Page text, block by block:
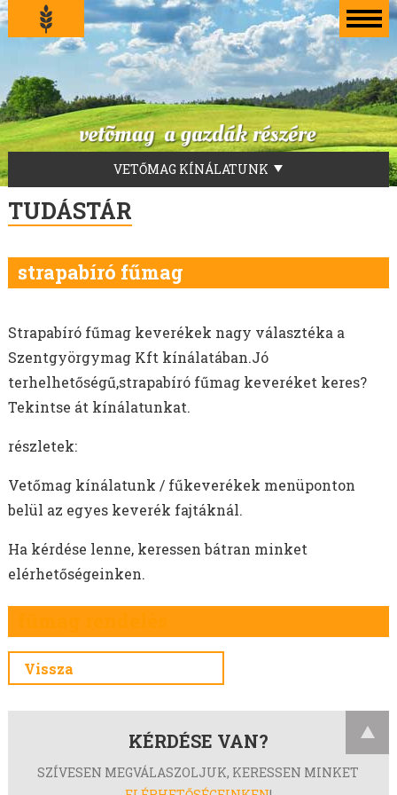
VETŐMAG KÍNÁLATUNK
LUCERNA VETŐMAG
FŰVEKERÉKEK
TILLAGE-ZÖLDTRÁGYA-ZÖLDUGAR-MÉHLEGELŐ
SZENÁZS KEVERÉKEK
ZÖLDTAKARMÁNY KEVERÉKEK
FÜVEK
MOHAR VETŐMAG
SZARVASKEREP VETŐMAG
CIROK VETŐMAG
KÖLES VETŐMAG
KUKORICA VETŐMAG
BÜKKÖNY VETŐMAG
MÉHLEGELŐ KEVERÉKEK
OLAJRETEK VETŐMAG
SOMKÓRÓ VETŐMAG
TUDÁSTÁR
strapabíró fűmag
Strapabíró fűmag keverékek nagy választéka a
Szentgyörgymag Kft kínálatában.Jó
terhelhetőségű,strapabíró fűmag keveréket keres?
Tekintse át kínálatunkat.
részletek:
Vetőmag kínálatunk / fűkeverékek menüponton
belül az egyes keverék fajtáknál.
Ha kérdése lenne, keressen bátran minket
elérhetőségeinken.
Vissza
KÉRDÉSE VAN?
SZÍVESEN MEGVÁLASZOLJUK, KERESSEN MINKET